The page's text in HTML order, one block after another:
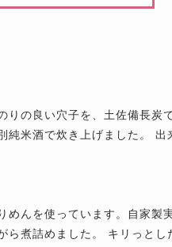
りの良い穴子を、土佐備長炭
純米酒で炊き上げました。
めんを使っています。自家
ら煮詰めました。 キリっとし